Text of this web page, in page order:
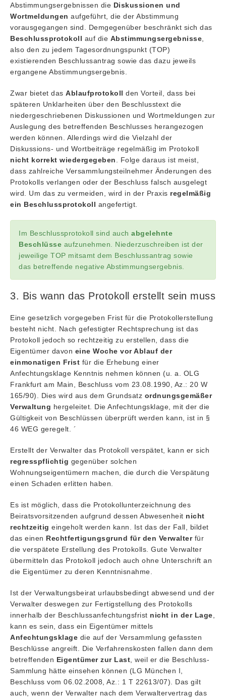
Abstimmungsergebnissen die Diskussionen und
Wortmeldungen aufgeführt, die der Abstimmung
vorausgegangen sind. Demgegenüber beschränkt sich das
Beschlussprotokoll auf die Abstimmungsergebnisse
also den zu jedem Tagesordnungspunkt (TOP)
existierenden Beschlussantrag sowie das dazu jeweils
ergangene Abstimmungsergebnis.
Zwar bietet das Ablaufprotokoll den Vorteil, dass bei
späteren Unklarheiten über den Beschlusstext die
niedergeschriebenen Diskussionen und Wortmeldungen zur
Auslegung des betreffenden Beschlusses herangezogen
werden können. Allerdings wird die Vielzahl der
Diskussions- und Wortbeiträge regelmäßig im Protokoll
nicht korrekt wiedergegeben . Folge daraus ist meist,
dass zahlreiche Versammlungsteilnehmer Änderungen des
Protokolls verlangen oder der Beschluss falsch ausgelegt
wird. Um das zu vermeiden, wird in der Praxis regelmäßig
ein Beschlussprotokoll angefertigt.
Im Beschlussprotokoll sind auch abgelehnte
Beschlüsse aufzunehmen. Niederzuschreiben ist der
jeweilige TOP mitsamt dem Beschlussantrag sowie
das betreffende negative Abstimmungsergebnis.
3. Bis wann das Protokoll erstellt sein muss
Eine gesetzlich vorgegeben Frist für die Protokollerstellung
besteht nicht. Nach gefestigter Rechtsprechung ist das
Protokoll jedoch so rechtzeitig zu erstellen, dass die
Eigentümer davon eine Woche vor Ablauf der
einmonatigen Frist für die Erhebung einer
Anfechtungsklage Kenntnis nehmen können (u. a. OLG
Frankfurt am Main, Beschluss vom 23.08.1990, Az.: 20 W
165/90). Dies wird aus dem Grundsatz ordnungsgemäßer
Verwaltung hergeleitet. Die Anfechtungsklage, mit der die
Gültigkeit von Beschlüssen überprüft werden kann, ist in §
46 WEG geregelt. ´
Erstellt der Verwalter das Protokoll verspätet, kann er sich
regresspflichtig gegenüber solchen
Wohnungseigentümern machen, die durch die Verspätung
einen Schaden erlitten haben.
Es ist möglich, dass die Protokollunterzeichnung des
Beiratsvorsitzenden aufgrund dessen Abwesenheit nicht
rechtzeitig eingeholt werden kann. Ist das der Fall, bildet
das einen Rechtfertigungsgrund für den Verwalter für
die verspätete Erstellung des Protokolls. Gute Verwalter
übermitteln das Protokoll jedoch auch ohne Unterschrift an
die Eigentümer zu deren Kenntnisnahme.
Ist der Verwaltungsbeirat urlaubsbedingt abwesend und der
Verwalter deswegen zur Fertigstellung des Protokolls
innerhalb der Beschlussanfechtungsfrist nicht in der Lage
kann es sein, dass ein Eigentümer mittels
Anfechtungsklage die auf der Versammlung gefassten
Beschlüsse angreift. Die Verfahrenskosten fallen dann dem
betreffenden Eigentümer zur Last , weil er die Beschluss-
Sammlung hätte einsehen können (LG München I,
Beschluss vom 06.02.2008, Az.: 1 T 22613/07). Das gilt
auch, wenn der Verwalter nach dem Verwaltervertrag das